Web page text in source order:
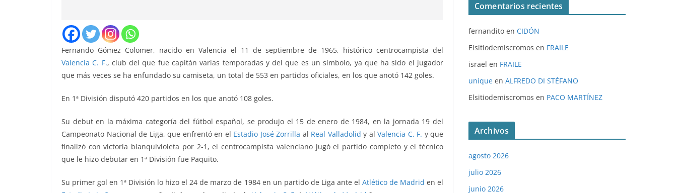
Fernando Gómez Colomer, nacido en Valencia el 11 de septiembre de 1965, histórico centrocampista del
Valencia C. F., club del que fue capitán varias temporadas y del que es un símbolo, ya que ha sido el jugador
que más veces se ha enfundado su camiseta, un total de 553 en partidos oficiales, en los que anotó 142 goles.
En 1ª División disputó 420 partidos en los que anotó 108 goles.
Su debut en la máxima categoría del fútbol español, se produjo el 15 de enero de 1984, en la jornada 19 del
Campeonato Nacional de Liga, que enfrentó en el Estadio José Zorrilla al Real Valladolid y al Valencia C. F. y que
finalizó con victoria blanquivioleta por 2-1, el centrocampista valenciano jugó el partido completo y el técnico
que le hizo debutar en 1ª División fue Paquito.
Su primer gol en 1ª División lo hizo el 24 de marzo de 1984 en un partido de Liga ante el Atlético de Madrid en el
Comentarios recientes
fernandito en CIDÓN
Elsitiodemiscromos en FRAILE
israel en FRAILE
unique en ALFREDO DI STÉFANO
Elsitiodemiscromos en PACO MARTÍNEZ
Archivos
agosto 2026
julio 2026
junio 2026